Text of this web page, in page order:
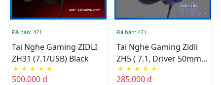
Đã bán: 421
Tai Nghe Gaming ZIDLI
ZH31 (7.1/USB) Black
★ ★ ★ ★ ★
500.000 đ
Đã bán: 421
Tai Nghe Gaming Zidli
ZH5 ( 7.1, Driver 50mm,
RGB, USB )
★ ★ ★ ★ ★
285.000 đ